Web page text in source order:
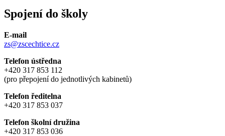
Spojení do školy
E-mail
zs@zscechtice.cz
Telefon ústředna
+420 317 853 112
(pro přepojení do jednotlivých kabinetů)
Telefon ředitelna
+420 317 853 037
Telefon školní družina
+420 317 853 036